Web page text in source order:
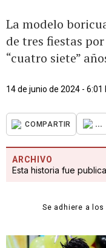
La modelo
de tres fiestas
“cuatro siete”
14 de junio de 2024 - 6:01
COMPARTIR ...
ARCHIVO
Esta historia fue
Se adhiere a